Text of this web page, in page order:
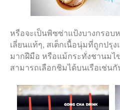
หรือจะเป็นพิซซ่าแป้งบางกรอ
เลี่ยนแท้ๆ, สเต็กเนื้อนุ่มที่ถูกปรุ
มากฝีมือ หรือแม้กระทั่งชานมไ
สามารถเลือกชิมได้บนเรือเช่นกั